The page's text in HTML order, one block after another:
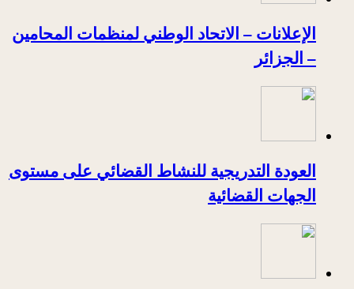
الإعلانات – الاتحاد الوطني لمنظمات المحامين
– الجزائر
العودة التدريجية للنشاط القضائي على مستوى
الجهات القضائية